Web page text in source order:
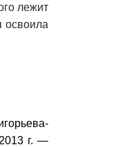
лежит
освоила
г. —